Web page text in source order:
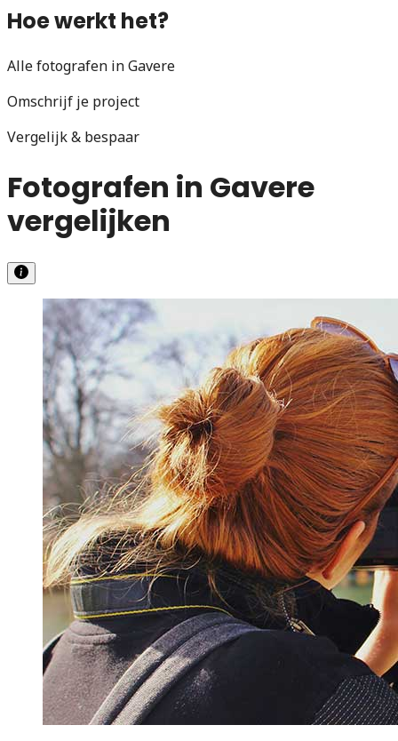
Hoe werkt het?
Alle fotografen in Gavere
Omschrijf je project
Vergelijk & bespaar
Fotografen in Gavere
vergelijken